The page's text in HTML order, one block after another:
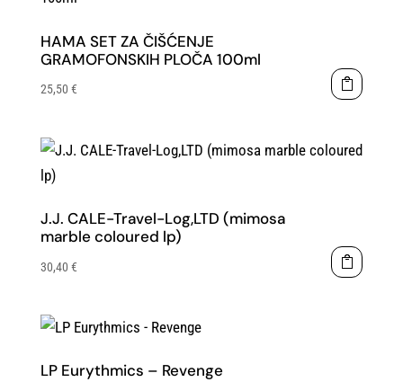
HAMA SET ZA ČIŠĆENJE
GRAMOFONSKIH PLOČA 100ml
25,50 €
J.J. CALE-Travel-Log,LTD (mimosa
marble coloured lp)
30,40 €
LP Eurythmics – Revenge